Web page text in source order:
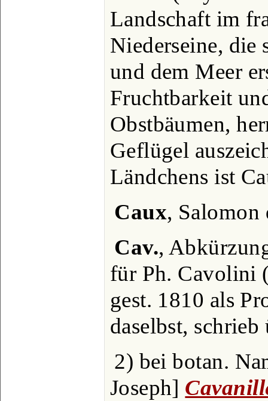
Landschaft im
Niederseine, die
und dem Meer
Fruchtbarkeit
Obstbäumen,
Geflügel
Ländchens ist
Caux, Salomon
Cav.,
für Ph. Cavolini
gest. 1810 als
daselbst,
2) bei botan.
Joseph]